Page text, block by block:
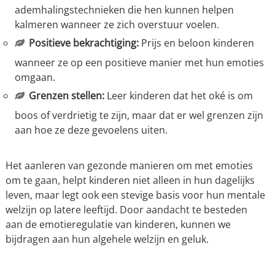
ademhalingstechnieken die hen kunnen helpen
kalmeren wanneer ze zich overstuur voelen.
Positieve bekrachtiging:Prijs en beloon kinderen
wanneer ze op een positieve manier met hun emoties
omgaan.
Grenzen stellen:Leer kinderen dat het oké is om
boos of verdrietig te zijn, maar dat er wel grenzen zijn
aan hoe ze deze gevoelens uiten.
Het aanleren van gezonde manieren om met emoties
om te gaan, helpt kinderen niet alleen in hun dagelijks
leven, maar legt ook een stevige basis voor hun mentale
welzijn op latere leeftijd. Door aandacht te besteden
aan de emotieregulatie van kinderen, kunnen we
bijdragen aan hun algehele welzijn en geluk.